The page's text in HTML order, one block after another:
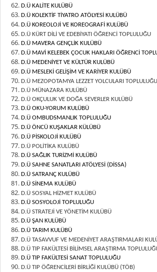
D.Ü KALİTE KULÜBÜ
D.Ü KOLEKTİF TİYATRO ATÖLYESİ KULÜBÜ
D.Ü KOREOLOJİ VE KOREOGRAFİ KULÜBÜ
D.Ü KÜRT DİLİ VE EDEBİYATI ÖĞRENCİ TOPLULUĞU
D.Ü MAVERA GENÇLİK KULÜBÜ
D.Ü MAVİ KELEBEK ÇOCUK HAKLARI ÖĞRENCİ
D.Ü MEDENİYET VE KÜLTÜR KULÜBÜ
D.Ü MESLEKİ GELİŞİM VE KARİYER KULÜBÜ
D.Ü MEZOPOTAMYA LEZZET YOLCULARI TOPLULUĞU
D.Ü MÜNAZARA KULÜBÜ
D.Ü OKÇULUK VE DOĞA SEVERLER KULÜBÜ
D.Ü OKU-YORUM KULÜBÜ
D.Ü OMBUDSMANLIK TOPLULUĞU
D.Ü ÖNCÜ KUŞAKLAR KÜLÜBÜ
D.Ü PİSKOLOJİ KULÜBÜ
D.Ü POLİTİKA KULÜBÜ
D.Ü SAĞLIK TURİZMİ KULÜBÜ
D.Ü SAHNE SANATLARI ATÖLYESİ (DİSSA)
D.Ü SATRANÇ KULÜBÜ
D.Ü SİNEMA KULÜBÜ
D.Ü SOSYAL HİZMET KULÜBÜ
D.Ü SOSYOLOJİ TOPLULUĞU
D.Ü STRATEJİ VE YÖNETİM KULÜBÜ
D.Ü ŞAN KULÜBÜ
D.Ü TARIM KULÜBÜ
D.Ü TASAVVUF VE MEDENİYET ARAŞTIRMALARI
D.Ü TIP FAKÜLTESİ BİLİMSEL ARAŞTIRMA
D.Ü TIP FAKÜLTESİ SANAT TOPLULUĞU
D.Ü TIP ÖĞRENCİLERİ BİRLİĞİ KULÜBÜ (TÖB)